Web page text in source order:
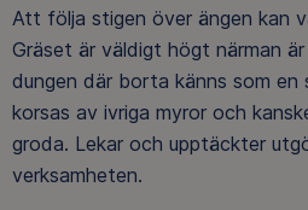
Att följa stigen över ängen kan
Gräset är väldigt högt närman
dungen där borta känns som en
korsas av ivriga myror och
groda. Lekar och upptäckter
verksamheten.